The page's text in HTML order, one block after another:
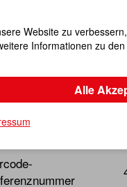
Nr.:108004
Mitbringsel zur
Website zu
Informationen zu
Alle